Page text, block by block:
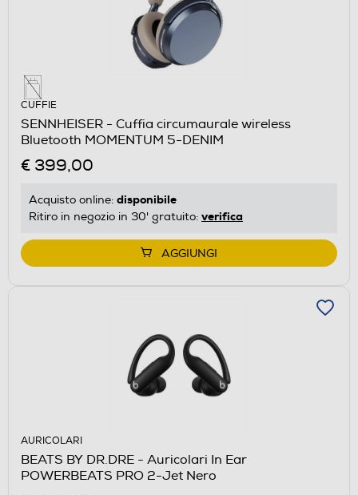
CUFFIE
SENNHEISER - Cuffia circumaurale wireless
Bluetooth MOMENTUM 5-DENIM
€ 399,00
Acquisto online: disponibile
Ritiro in negozio in 30' gratuito: verifica
AGGIUNGI
AURICOLARI
BEATS BY DR.DRE - Auricolari In Ear
POWERBEATS PRO 2-Jet Nero